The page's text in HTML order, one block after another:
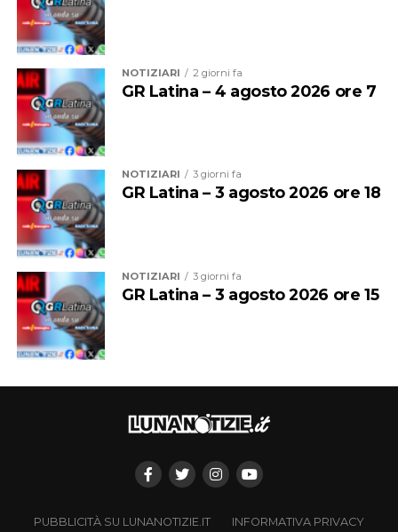
Audio
Player
00:00
NOTIZIARI 2 giorni fa
GR Latina – 4 agosto 2026 ore 7
NOTIZIARI 3 giorni fa
GR Latina – 3 agosto 2026 ore 18
NOTIZIARI 3 giorni fa
GR Latina – 3 agosto 2026 ore 15
PUBBLICITÀ SU LUNANOTIZIE.IT INFORMATIVA PRIVACY